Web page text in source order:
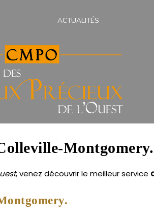
ACTUALITÉS
Montgomery.
, venez découvrir le meilleur service